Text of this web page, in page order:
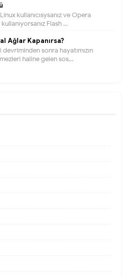
kullanıcısysanız ve Opera
Flash ...
Ağlar Kapanırsa?
devriminden sonra hayatımızın
haline gelen sos...